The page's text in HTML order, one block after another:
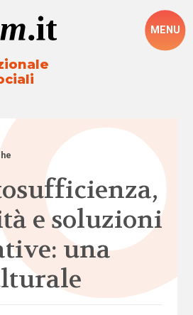
MENU
e soluzioni
una